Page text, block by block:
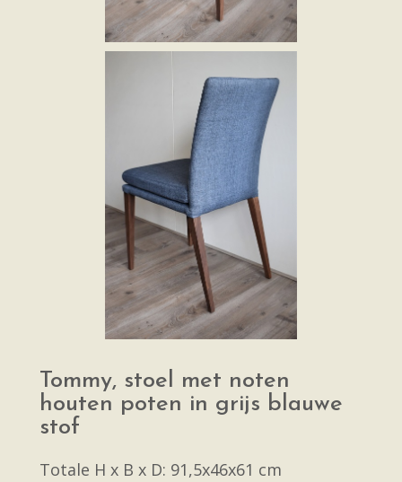
Tommy, stoel met noten
houten poten in grijs blauwe
stof
Totale H x B x D: 91,5x46x61 cm